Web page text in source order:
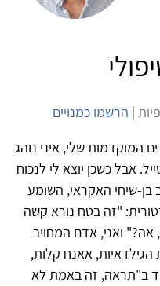
הרשמו כמנויים
המוקדמות שלי, איני נוהג
אבל כשכן יוצא לי לנכוח
בן-שיחי האקראי, השומע
"זה בטח נורא קשה
ואני, אדם המחויב
הגילדאיות, אאנח קלות,
ב"תראה, זה באמת לא